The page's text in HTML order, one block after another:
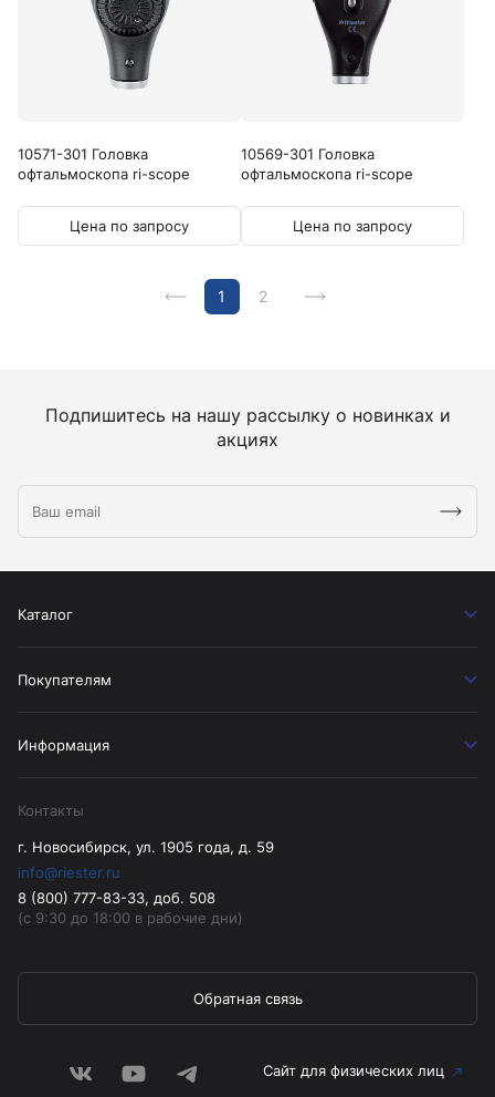
10571-301 Головка
офтальмоскопа ri-scope
Цена по запросу
10569-301 Головка
офтальмоскопа ri-scope
Цена по запросу
1 2
Подпишитесь на нашу рассылку о новинках и
акциях
Каталог
Покупателям
Информация
Контакты
г. Новосибирск, ул. 1905 года, д. 59
info@riester.ru
8 (800) 777-83-33, доб. 508
(с 9:30 до 18:00 в рабочие дни)
Обратная связь
Сайт для физических лиц